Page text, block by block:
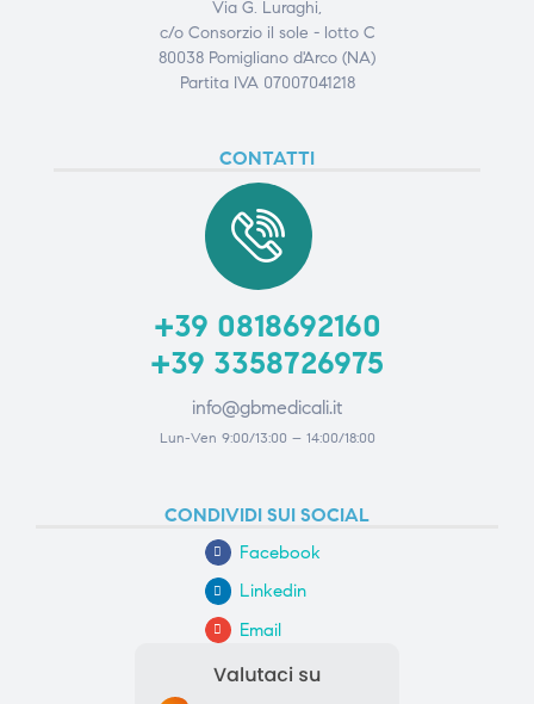
Via G. Luraghi,
c/o Consorzio il sole - lotto C
80038 Pomigliano d'Arco (NA)
Partita IVA 07007041218
CONTATTI
+39 0818692160
+39 3358726975
info@gbmedicali.it
Lun-Ven 9:00/13:00 – 14:00/18:00
CONDIVIDI SUI SOCIAL
Facebook
Linkedin
Email